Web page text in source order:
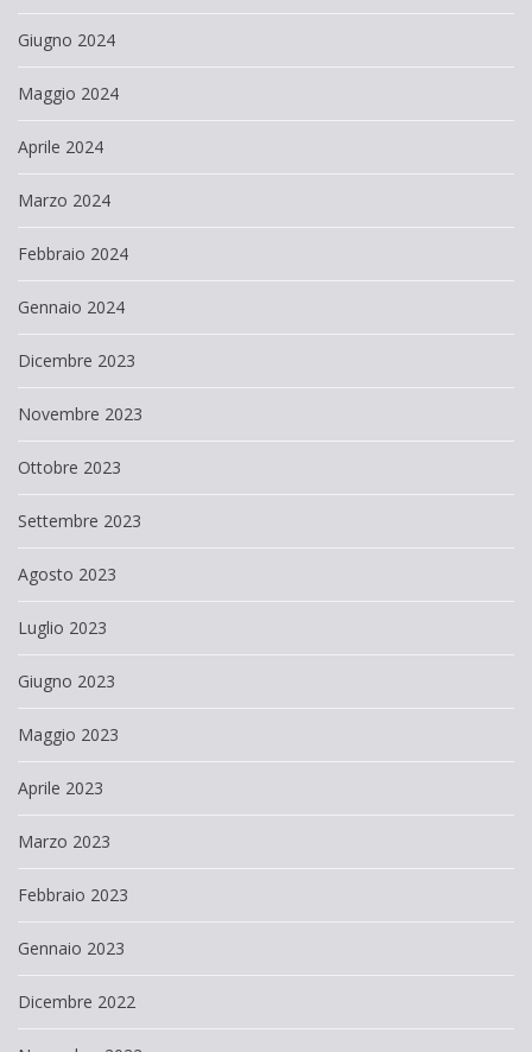
Giugno 2024
Maggio 2024
Aprile 2024
Marzo 2024
Febbraio 2024
Gennaio 2024
Dicembre 2023
Novembre 2023
Ottobre 2023
Settembre 2023
Agosto 2023
Luglio 2023
Giugno 2023
Maggio 2023
Aprile 2023
Marzo 2023
Febbraio 2023
Gennaio 2023
Dicembre 2022